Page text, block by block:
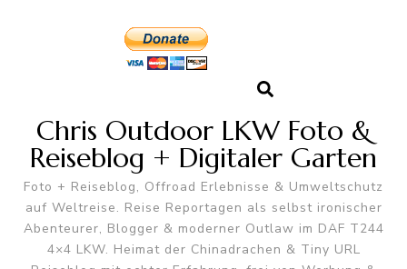
Chris Outdoor LKW Foto &
Reiseblog + Digitaler Garten
Foto + Reiseblog, Offroad Erlebnisse & Umweltschutz
auf Weltreise. Reise Reportagen als selbst ironischer
Abenteurer, Blogger & moderner Outlaw im DAF T244
4×4 LKW. Heimat der Chinadrachen & Tiny URL